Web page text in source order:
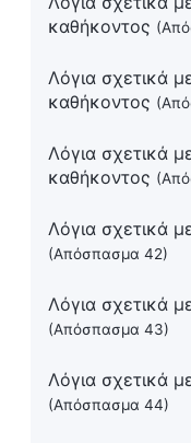
καθήκοντος
Λόγια σχετικά
καθήκοντος
Λόγια σχετικά
καθήκοντος
Λόγια σχετικά
(Απόσπασμα 42)
Λόγια σχετικά
(Απόσπασμα 43)
Λόγια σχετικά
(Απόσπασμα 44)